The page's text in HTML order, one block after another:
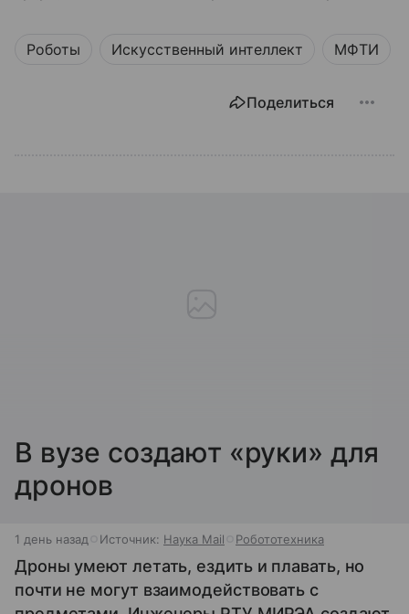
Роботы Искусственный интеллект МФТИ
Поделиться
В вузе создают «руки» для
дронов
1 день назад Источник: Наука Mail Робототехника
Дроны умеют летать, ездить и плавать, но
почти не могут взаимодействовать с